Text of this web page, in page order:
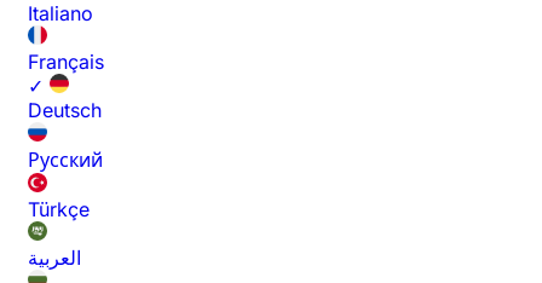
Italiano
Français
✓
Deutsch
Русский
Türkçe
العربية